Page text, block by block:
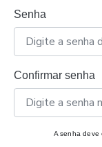
Senha
Confirmar senha
A senha deve